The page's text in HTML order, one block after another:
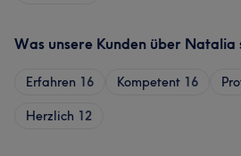
Was unsere Kunden über Natalia
Erfahren 16 Kompetent 16
Herzlich 12